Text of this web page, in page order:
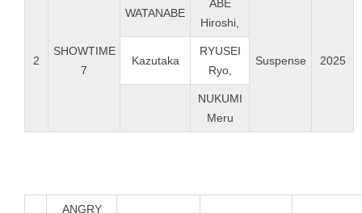
2
SHOWTIME
7
WATANABE
ABE
Hiroshi,
Suspense 2025
Kazutaka
RYUSEI
Ryo,
NUKUMI
Meru
ANGRY